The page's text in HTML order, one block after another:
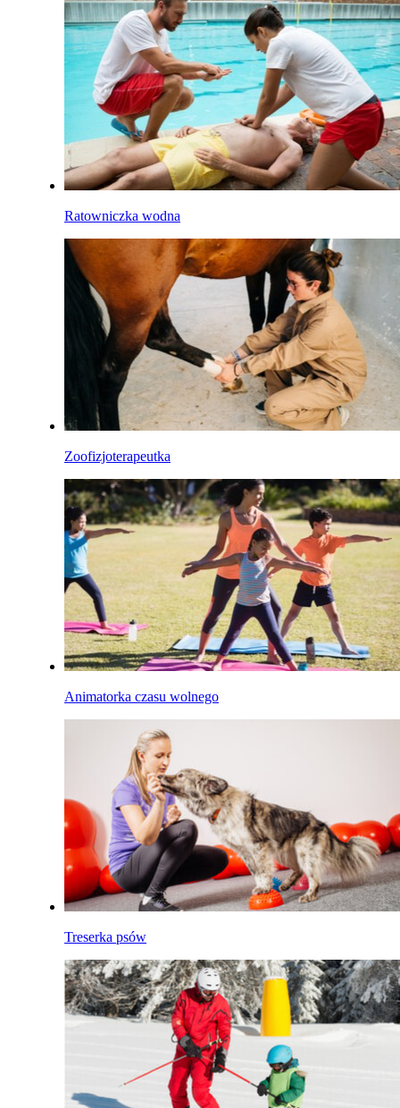
Ratowniczka wodna
Zoofizjoterapeutka
Animatorka czasu wolnego
Treserka psów